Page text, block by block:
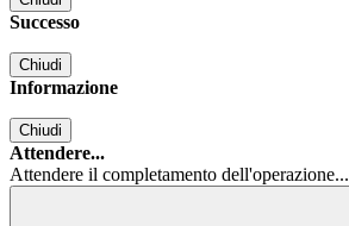
Successo
Chiudi
Informazione
Chiudi
Attendere...
Attendere il completamento dell'operazione...